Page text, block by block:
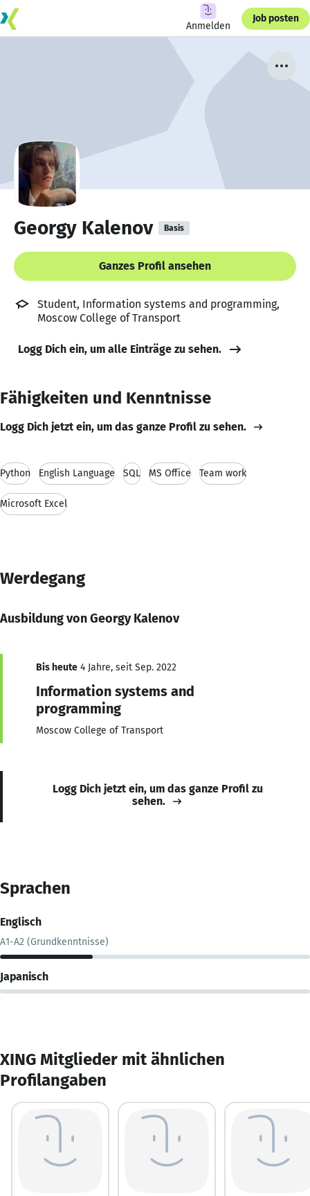
Anmelden
Job posten
Georgy Kalenov Basis
Ganzes Profil ansehen
Student, Information systems and programming,
Moscow College of Transport
Logg Dich ein, um alle Einträge zu sehen.
Fähigkeiten und Kenntnisse
Logg Dich jetzt ein, um das ganze Profil zu sehen.
Python English Language SQL MS Office Team work
Microsoft Excel
Werdegang
Ausbildung von Georgy Kalenov
Bis heute 4 Jahre, seit Sep. 2022
Information systems and
programming
Moscow College of Transport
Logg Dich jetzt ein, um das ganze Profil zu
sehen.
Sprachen
Englisch
A1-A2 (Grundkenntnisse)
Japanisch
XING Mitglieder mit ähnlichen
Profilangaben